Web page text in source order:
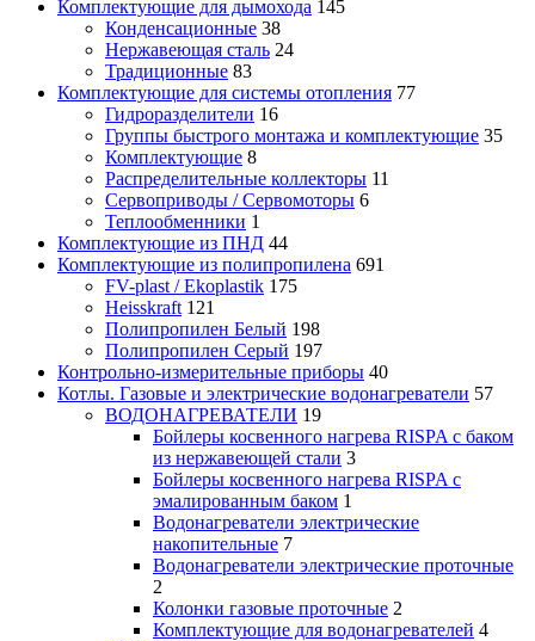
Комплектующие для дымохода 145
Конденсационные 38
Нержавеющая сталь 24
Традиционные 83
Комплектующие для системы отопления 77
Гидроразделители 16
Группы быстрого монтажа и комплектующие 35
Комплектующие 8
Распределительные коллекторы 11
Сервоприводы / Сервомоторы 6
Теплообменники 1
Комплектующие из ПНД 44
Комплектующие из полипропилена 691
FV-plast / Ekoplastik 175
Heisskraft 121
Полипропилен Белый 198
Полипропилен Серый 197
Контрольно-измерительные приборы 40
Котлы. Газовые и электрические водонагреватели 57
ВОДОНАГРЕВАТЕЛИ 19
Бойлеры косвенного нагрева RISPA с баком
из нержавеющей стали 3
Бойлеры косвенного нагрева RISPA с
эмалированным баком 1
Водонагреватели электрические
накопительные 7
Водонагреватели электрические проточные
2
Колонки газовые проточные 2
Комплектующие для водонагревателей 4